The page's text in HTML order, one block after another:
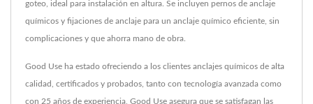
goteo, ideal para instalación en altura. Se incluyen pernos de anclaje
químicos y fijaciones de anclaje para un anclaje químico eficiente, sin
complicaciones y que ahorra mano de obra.
Good Use ha estado ofreciendo a los clientes anclajes químicos de alta
calidad, certificados y probados, tanto con tecnología avanzada como
con 25 años de experiencia, Good Use asegura que se satisfagan las